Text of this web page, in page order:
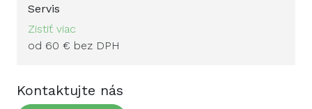
Servis
Zistiť viac
od 60 € bez DPH
Kontaktujte nás